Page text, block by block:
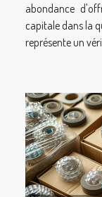
abondance
capitale dans la
représente un